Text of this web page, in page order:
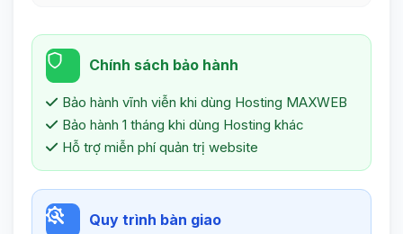
Chính sách bảo hành
Bảo hành vĩnh viễn khi dùng Hosting MAXWEB
Bảo hành 1 tháng khi dùng Hosting khác
Hỗ trợ miễn phí quản trị website
Quy trình bàn giao